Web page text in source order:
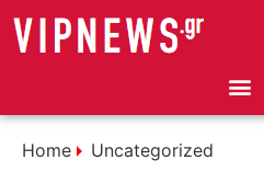
Home Uncategorized